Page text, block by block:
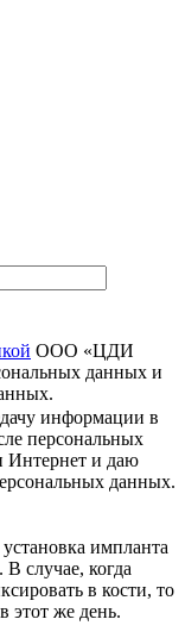
ООО «ЦДИ
данных и
информации в
персональных
Интернет и даю
данных.
импланта
В случае, когда
в кости, то
этот же день.